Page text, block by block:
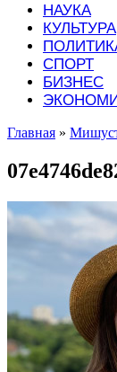
НАУКА
КУЛЬТУРА
СПОРТ
БИЗНЕС
Главная »